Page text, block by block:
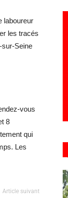
laboureur
les tracés
sur-Seine
vous
8
qui
Les
Article suivant